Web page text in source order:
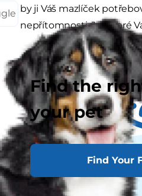
Find the
your pet
Find Your
by ji Váš mazlíček
nepřítomnosti. Je dobré